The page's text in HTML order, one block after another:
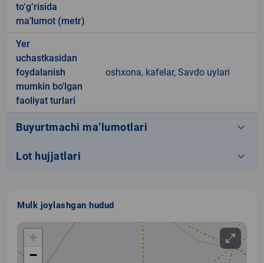
to‘g‘risida
ma’lumot (metr)
Yer
uchastkasidan
foydalanish
mumkin bo'lgan
faoliyat turlari
oshxona, kafelar, Savdo uylari
Buyurtmachi ma’lumotlari keyboard_arrow_down
Lot hujjatlari keyboard_arrow_down
Mulk joylashgan hudud
+
−